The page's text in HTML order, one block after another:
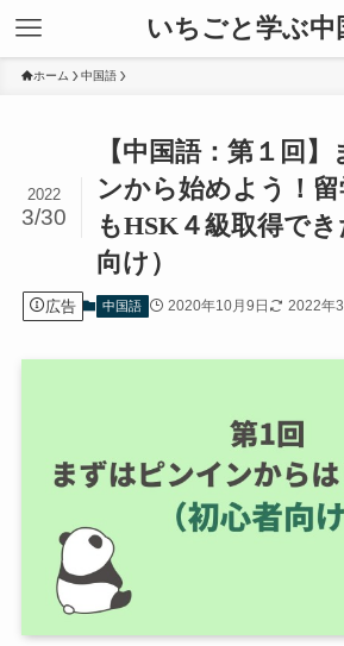
いちごと学ぶ中
ホーム 中国語
【中国語：第１回
ンから始めよう！
もHSK４級取得で
向け）
2022
3/30
広告 中国語 2020年10月9日 2022年